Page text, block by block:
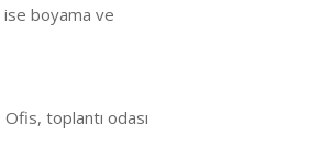
ise boyama ve
toplantı odası